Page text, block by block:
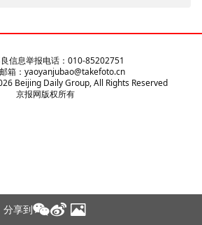
分享到
信息举报电话：010-85202751
箱：yaoyanjubao@takefoto.cn
Beijing Daily Group, All Rights Reserved
京报网版权所有